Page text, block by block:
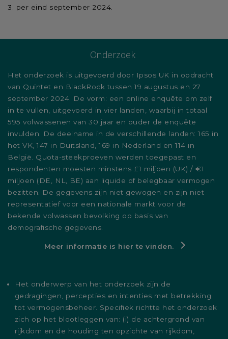
per eind september 2024.
Onderzoek
Het onderzoek is uitgevoerd door Ipsos UK in opdracht
van Quintet en BlackRock tussen 19 augustus en 27
september 2024. De vorm: een online enquête om zelf
in te vullen, uitgevoerd in vier landen, waarbij in totaal
595 volwassenen van 30 jaar en ouder de enquête
invulden. De deelname in de verschillende landen: 165 in
het VK, 147 in Duitsland, 169 in Nederland en 114 in
België. Quota-steekproeven werden toegepast en
respondenten moesten minstens £1 miljoen (UK) / €1
miljoen (DE, NL, BE) aan liquide of belegbaar vermogen
bezitten. De gegevens zijn niet gewogen en zijn niet
representatief voor een nationale markt voor de
bekende volwassen bevolking op basis van
demografische gegevens.
Meer informatie is hier te vinden.
Het onderwerp van het onderzoek zijn de
gedragingen, percepties en intenties met betrekking
tot vermogensbeheer. Specifiek richtte het onderzoek
zich op het blootleggen van: (i) de achtergrond van
rijkdom en de houding ten opzichte van rijkdom,